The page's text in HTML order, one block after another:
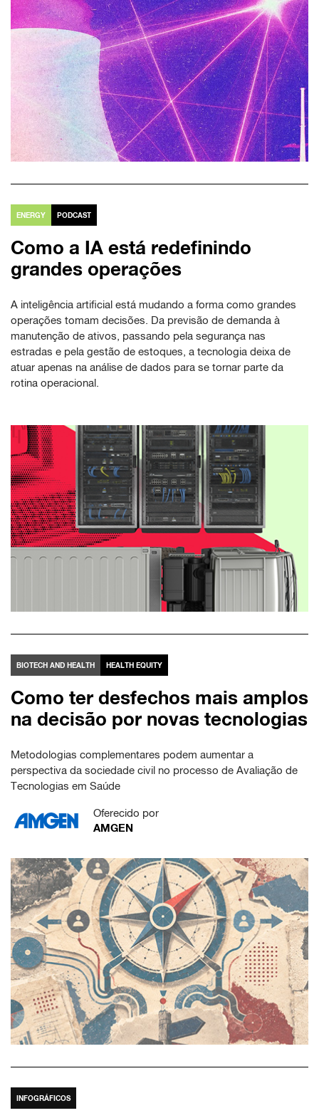
ENERGY PODCAST
Como a IA está redefinindo
grandes operações
A inteligência artificial está mudando a forma como grandes
operações tomam decisões. Da previsão de demanda à
manutenção de ativos, passando pela segurança nas
estradas e pela gestão de estoques, a tecnologia deixa de
atuar apenas na análise de dados para se tornar parte da
rotina operacional.
BIOTECH AND HEALTH HEALTH EQUITY
Como ter desfechos mais amplos
na decisão por novas tecnologias
Metodologias complementares podem aumentar a
perspectiva da sociedade civil no processo de Avaliação de
Tecnologias em Saúde
Oferecido por
AMGEN
INFOGRÁFICOS